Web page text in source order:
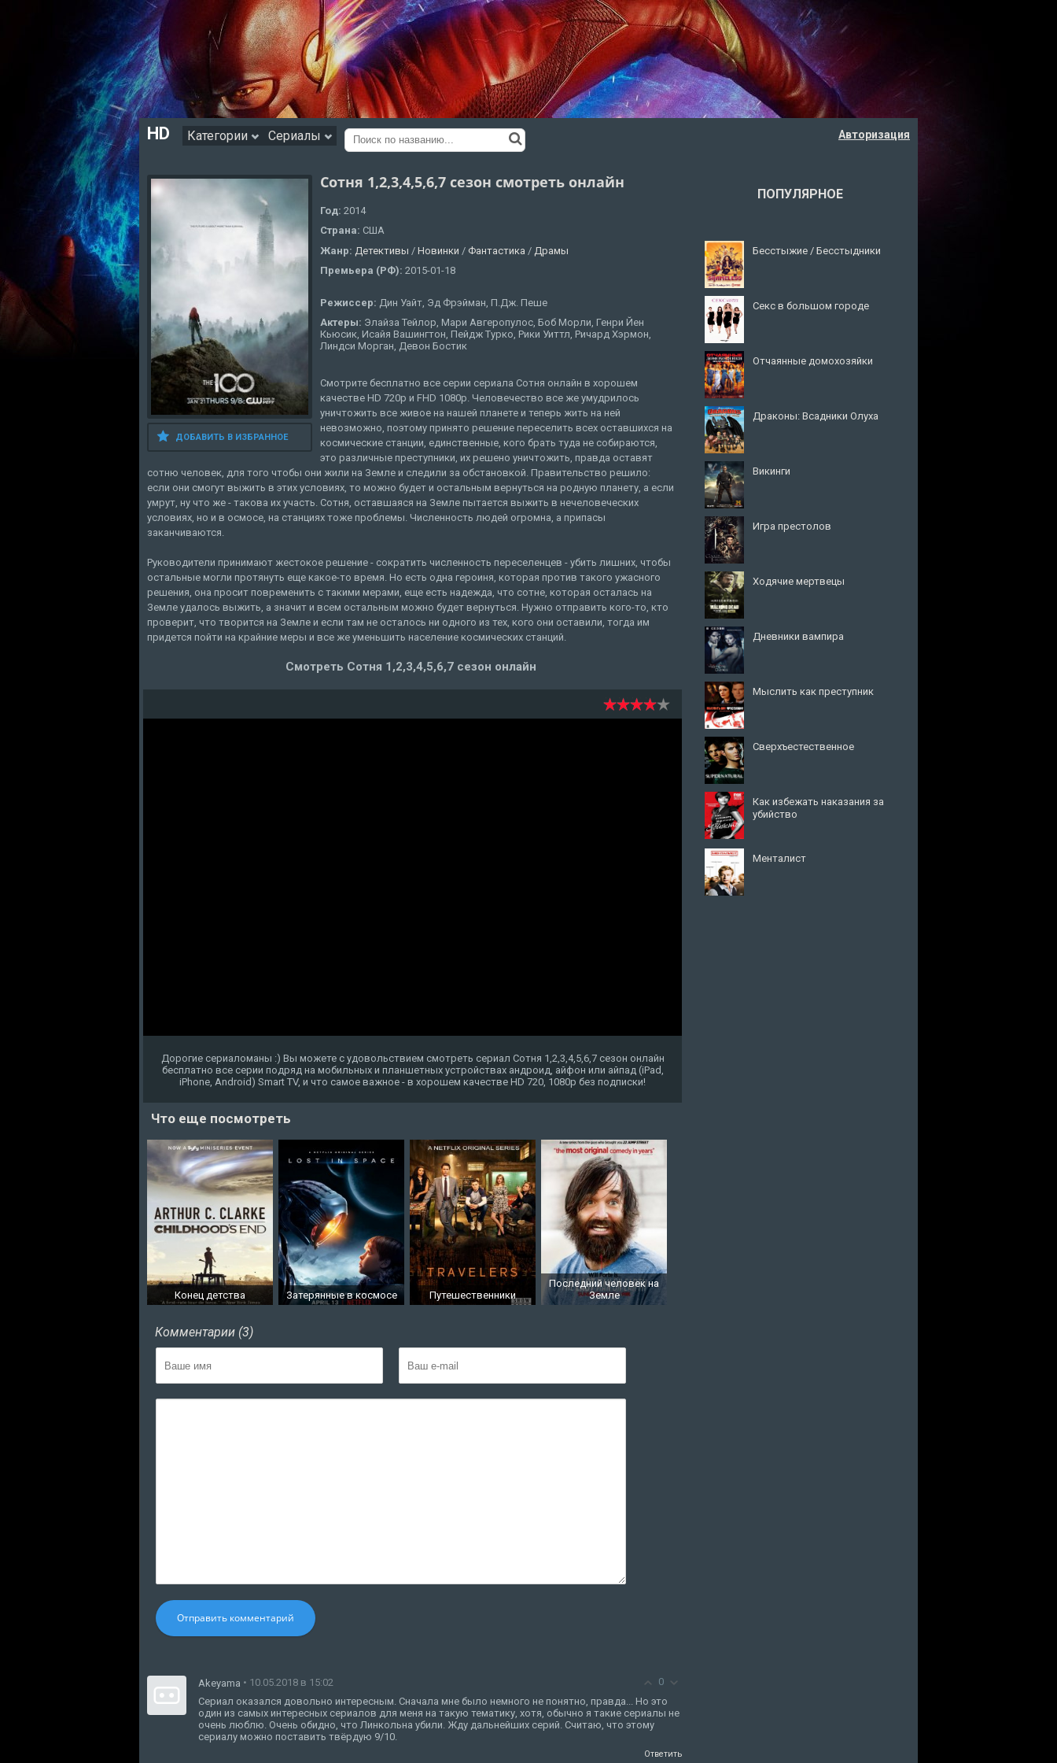
HD Категории Сериалы Авторизация
ДОБАВИТЬ В ИЗБРАННОЕ
Сотня 1,2,3,4,5,6,7 сезон смотреть онлайн
Год: 2014
Страна: США
Жанр: Детективы / Новинки / Фантастика / Драмы
Премьера (РФ): 2015-01-18
Режиссер: Дин Уайт, Эд Фрэйман, П.Дж. Пеше
Актеры: Элайза Тейлор, Мари Авгеропулос, Боб Морли, Генри Йен
Кьюсик, Исайя Вашингтон, Пейдж Турко, Рики Уиттл, Ричард Хэрмон,
Линдси Морган, Девон Бостик
Смотрите бесплатно все серии сериала Сотня онлайн в хорошем
качестве HD 720p и FHD 1080p. Человечество все же умудрилось
уничтожить все живое на нашей планете и теперь жить на ней
невозможно, поэтому принято решение переселить всех оставшихся на
космические станции, единственные, кого брать туда не собираются,
это различные преступники, их решено уничтожить, правда оставят
сотню человек, для того чтобы они жили на Земле и следили за обстановкой. Правительство решило:
если они смогут выжить в этих условиях, то можно будет и остальным вернуться на родную планету, а если
умрут, ну что же - такова их участь. Сотня, оставшаяся на Земле пытается выжить в нечеловеческих
условиях, но и в осмосе, на станциях тоже проблемы. Численность людей огромна, а припасы
заканчиваются.
Руководители принимают жестокое решение - сократить численность переселенцев - убить лишних, чтобы
остальные могли протянуть еще какое-то время. Но есть одна героиня, которая против такого ужасного
решения, она просит повременить с такими мерами, еще есть надежда, что сотне, которая осталась на
Земле удалось выжить, а значит и всем остальным можно будет вернуться. Нужно отправить кого-то, кто
проверит, что творится на Земле и если там не осталось ни одного из тех, кого они оставили, тогда им
придется пойти на крайние меры и все же уменьшить население космических станций.
Смотреть Сотня 1,2,3,4,5,6,7 сезон онлайн
Дорогие сериаломаны :) Вы можете с удовольствием смотреть сериал Сотня 1,2,3,4,5,6,7 сезон онлайн
бесплатно все серии подряд на мобильных и планшетных устройствах андроид, айфон или айпад (iPad,
iPhone, Android) Smart TV, и что самое важное - в хорошем качестве HD 720, 1080p без подписки!
Что еще посмотреть
Конец детства Затерянные в космосе Путешественники
Последний человек на
Земле
Комментарии (3)
Отправить комментарий
0
Akeyama • 10.05.2018 в 15:02
Сериал оказался довольно интересным. Сначала мне было немного не понятно, правда... Но это
один из самых интересных сериалов для меня на такую тематику, хотя, обычно я такие сериалы не
очень люблю. Очень обидно, что Линкольна убили. Жду дальнейших серий. Считаю, что этому
сериалу можно поставить твёрдую 9/10.
Ответить
ПОПУЛЯРНОЕ
Бесстыжие / Бесстыдники
Секс в большом городе
Отчаянные домохозяйки
Драконы: Всадники Олуха
Викинги
Игра престолов
Ходячие мертвецы
Дневники вампира
Мыслить как преступник
Сверхъестественное
Как избежать наказания за
убийство
Менталист